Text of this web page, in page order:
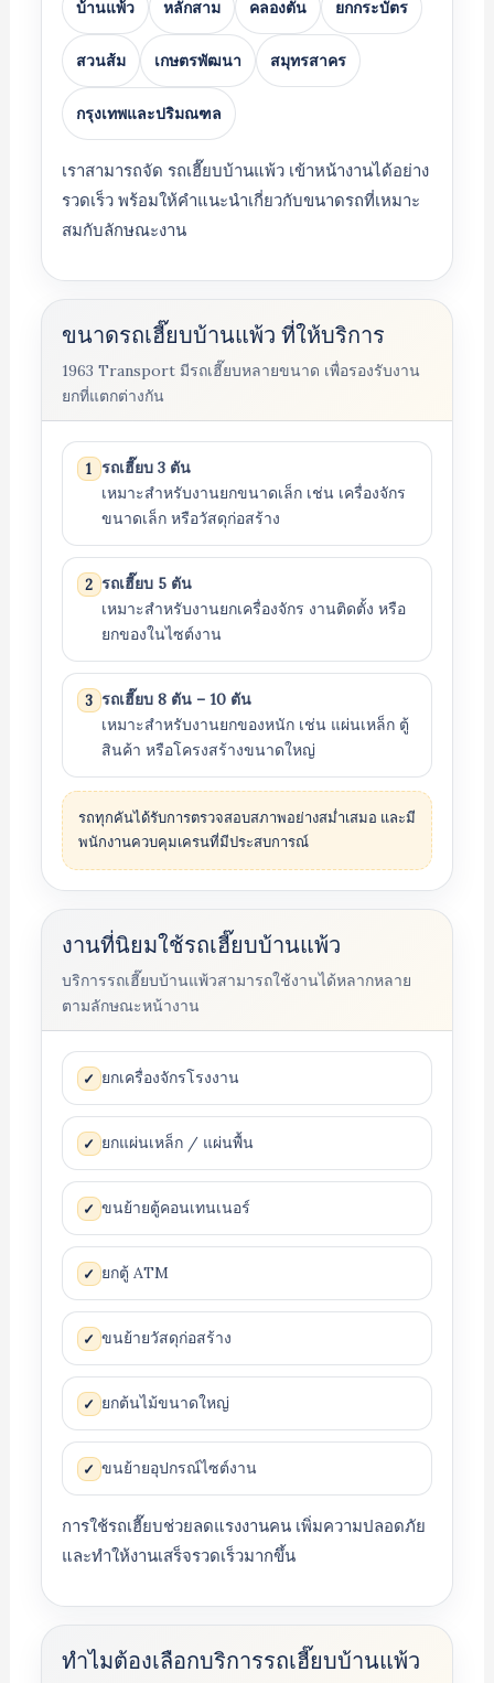
บ้านแพ้ว หลักสาม คลองตัน ยกกระบัตร
สวนส้ม เกษตรพัฒนา สมุทรสาคร
กรุงเทพและปริมณฑล
เราสามารถจัด รถเฮี๊ยบบ้านแพ้ว เข้าหน้างานได้อย่าง
รวดเร็ว พร้อมให้คำแนะนำเกี่ยวกับขนาดรถที่เหมาะ
สมกับลักษณะงาน
ขนาดรถเฮี๊ยบบ้านแพ้ว ที่ให้บริการ
1963 Transport มีรถเฮี๊ยบหลายขนาด เพื่อรองรับงาน
ยกที่แตกต่างกัน
1 รถเฮี๊ยบ 3 ตัน
เหมาะสำหรับงานยกขนาดเล็ก เช่น เครื่องจักร
ขนาดเล็ก หรือวัสดุก่อสร้าง
2 รถเฮี๊ยบ 5 ตัน
เหมาะสำหรับงานยกเครื่องจักร งานติดตั้ง หรือ
ยกของในไซต์งาน
3 รถเฮี๊ยบ 8 ตัน – 10 ตัน
เหมาะสำหรับงานยกของหนัก เช่น แผ่นเหล็ก ตู้
สินค้า หรือโครงสร้างขนาดใหญ่
รถทุกคันได้รับการตรวจสอบสภาพอย่างสม่ำเสมอ และมี
พนักงานควบคุมเครนที่มีประสบการณ์
งานที่นิยมใช้รถเฮี๊ยบบ้านแพ้ว
บริการรถเฮี๊ยบบ้านแพ้วสามารถใช้งานได้หลากหลาย
ตามลักษณะหน้างาน
✓ ยกเครื่องจักรโรงงาน
✓ ยกแผ่นเหล็ก / แผ่นพื้น
✓ ขนย้ายตู้คอนเทนเนอร์
✓ ยกตู้ ATM
✓ ขนย้ายวัสดุก่อสร้าง
✓ ยกต้นไม้ขนาดใหญ่
✓ ขนย้ายอุปกรณ์ไซต์งาน
การใช้รถเฮี๊ยบช่วยลดแรงงานคน เพิ่มความปลอดภัย
และทำให้งานเสร็จรวดเร็วมากขึ้น
ทำไมต้องเลือกบริการรถเฮี๊ยบบ้านแพ้ว